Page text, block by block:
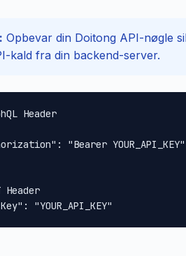
Opbevar din Doitong API-nøgle
kald fra din backend-server.
Header
"Bearer YOUR_API_KEY"
Header
"YOUR_API_KEY"